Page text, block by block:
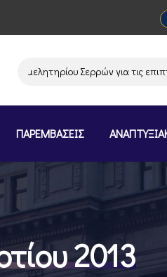
Σερρών για τις
ΠΑΡΕΜΒΑΣΕΙΣ
2013